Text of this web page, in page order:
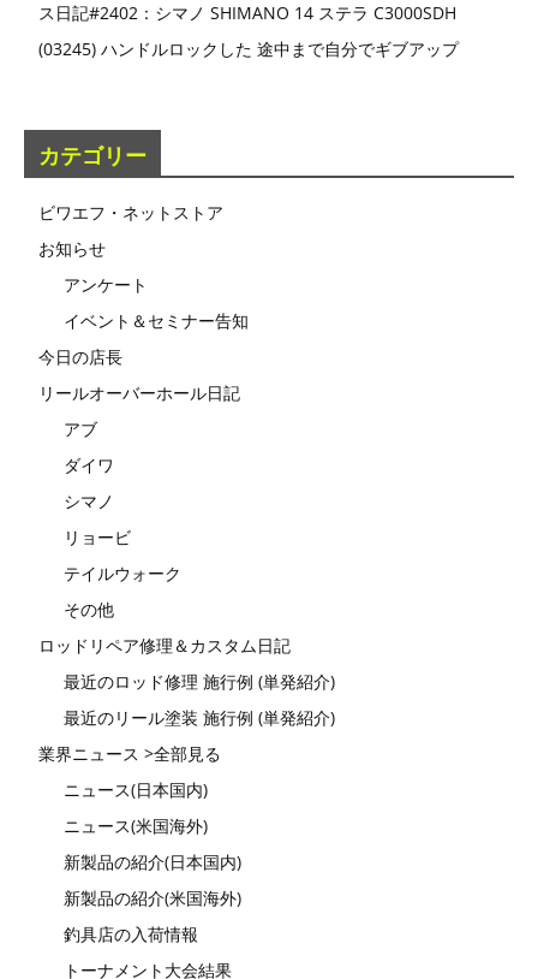
ス日記#2402：シマノ SHIMANO 14 ステラ C3000SDH
(03245) ハンドルロックした 途中まで自分でギブアップ
カテゴリー
ビワエフ・ネットストア
お知らせ
アンケート
イベント＆セミナー告知
今日の店長
リールオーバーホール日記
アブ
ダイワ
シマノ
リョービ
テイルウォーク
その他
ロッドリペア修理＆カスタム日記
最近のロッド修理 施行例 (単発紹介)
最近のリール塗装 施行例 (単発紹介)
業界ニュース >全部見る
ニュース(日本国内)
ニュース(米国海外)
新製品の紹介(日本国内)
新製品の紹介(米国海外)
釣具店の入荷情報
トーナメント大会結果